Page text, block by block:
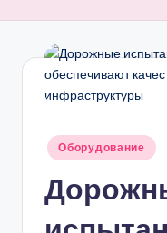
Опубликовано
Оборудование